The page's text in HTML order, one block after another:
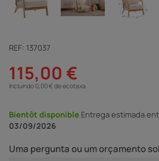
REF: 137037
115,00 €
Incluindo 0,00 € de ecotaxa
Bientôt disponible Entregaestimada
03/09/2026
Uma pergunta ou um orçamento